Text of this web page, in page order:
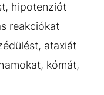
hipotenziót
reakciókat
ataxiát
kómát,